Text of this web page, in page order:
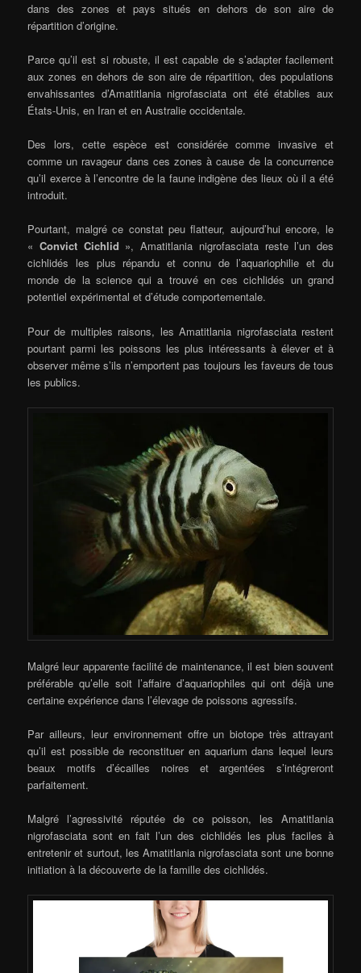
dans des zones et pays situés en dehors de son aire de
répartition d’origine.
Parce qu’il est si robuste, il est capable de s’adapter facilement
aux zones en dehors de son aire de répartition, des populations
envahissantes d’Amatitlania nigrofasciata ont été établies aux
États-Unis, en Iran et en Australie occidentale.
Des lors, cette espèce est considérée comme invasive et
comme un ravageur dans ces zones à cause de la concurrence
qu’il exerce à l’encontre de la faune indigène des lieux où il a été
introduit.
Pourtant, malgré ce constat peu flatteur, aujourd’hui encore, le
« Convict Cichlid », Amatitlania nigrofasciata reste l’un des
cichlidés les plus répandu et connu de l’aquariophilie et du
monde de la science qui a trouvé en ces cichlidés un grand
potentiel expérimental et d’étude comportementale.
Pour de multiples raisons, les Amatitlania nigrofasciata restent
pourtant parmi les poissons les plus intéressants à élever et à
observer même s’ils n’emportent pas toujours les faveurs de tous
les publics.
Malgré leur apparente facilité de maintenance, il est bien souvent
préférable qu’elle soit l’affaire d’aquariophiles qui ont déjà une
certaine expérience dans l’élevage de poissons agressifs.
Par ailleurs, leur environnement offre un biotope très attrayant
qu’il est possible de reconstituer en aquarium dans lequel leurs
beaux motifs d’écailles noires et argentées s’intégreront
parfaitement.
Malgré l’agressivité réputée de ce poisson, les Amatitlania
nigrofasciata sont en fait l’un des cichlidés les plus faciles à
entretenir et surtout, les Amatitlania nigrofasciata sont une bonne
initiation à la découverte de la famille des cichlidés.